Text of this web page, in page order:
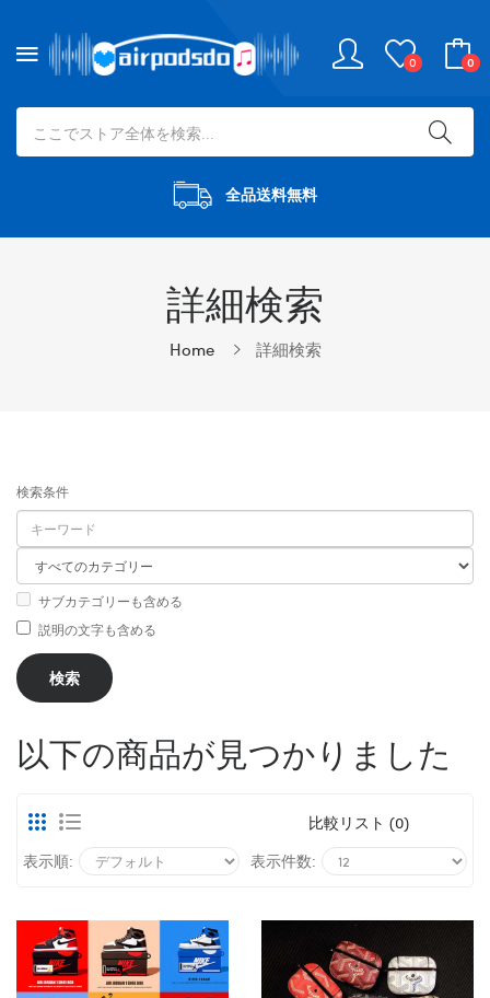
0 0
全品送料無料
詳細検索
Home 詳細検索
検索条件
サブカテゴリーも含める
説明の文字も含める
以下の商品が見つかりました
比較リスト (0)
表示順:
表示件数: